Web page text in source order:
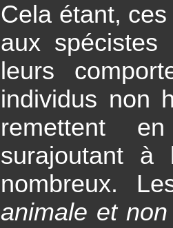
Cela étant,
aux
leurs
individus non
remettent
surajoutant à
nombreux.
animale et